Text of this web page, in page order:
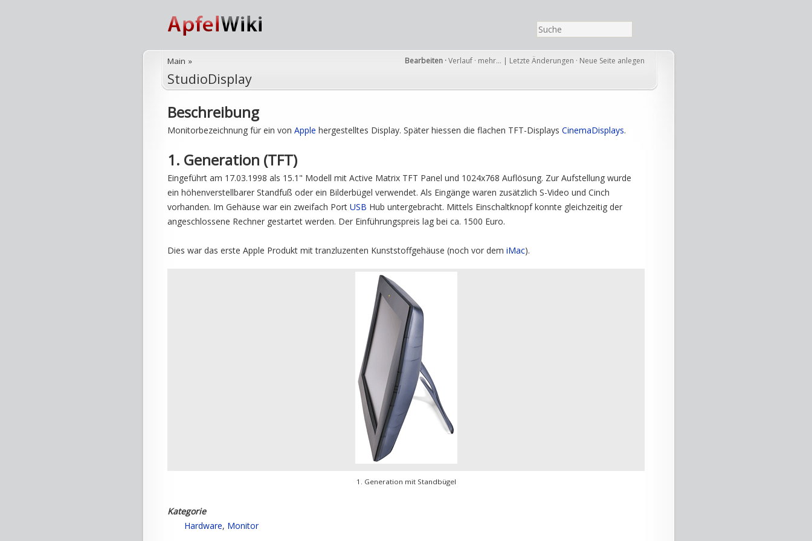
Bearbeiten ·Verlauf · mehr… | Letzte Änderungen · Neue Seite anlegen
Main »
StudioDisplay
Beschreibung
Monitorbezeichnung für ein von Apple hergestelltes Display. Später hiessen die flachen TFT-Displays CinemaDisplays.
1. Generation (TFT)
Eingeführt am 17.03.1998 als 15.1" Modell mit Active Matrix TFT Panel und 1024x768 Auflösung. Zur Aufstellung wurde
ein höhenverstellbarer Standfuß oder ein Bilderbügel verwendet. Als Eingänge waren zusätzlich S-Video und Cinch
vorhanden. Im Gehäuse war ein zweifach Port USB Hub untergebracht. Mittels Einschaltknopf konnte gleichzeitig der
angeschlossene Rechner gestartet werden. Der Einführungspreis lag bei ca. 1500 Euro.
Dies war das erste Apple Produkt mit tranzluzenten Kunststoffgehäuse (noch vor dem iMac).
1. Generation mit Standbügel
Kategorie
Hardware, Monitor